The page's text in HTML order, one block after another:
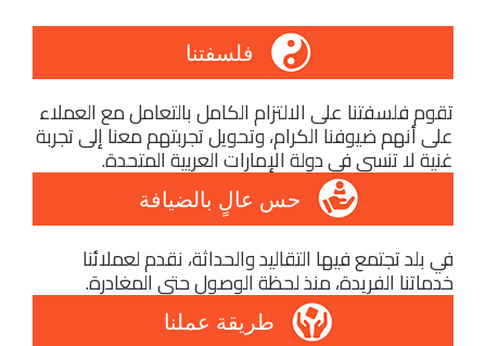
فلسفتنا
تقوم فلسفتنا على الالتزام الكامل بالتعامل مع العملاء
على أنهم ضيوفنا الكرام، وتحويل تجربتهم معنا إلى تجربة
غنية لا تنسى في دولة الإمارات العربية المتحدة.
حس عالٍ بالضيافة
في بلد تجتمع فيها التقاليد والحداثة، نقدم لعملائنا
خدماتنا الفريدة، منذ لحظة الوصول حتى المغادرة.
طريقة عملنا